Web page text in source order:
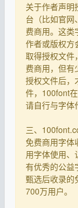
关于作者声明
台（比如官网
费商用。这类
作者或版权方
取得授权文件
费商用，但有
授权文件后，
件，100font
请自行与字体
三、
免费商用字体
用字体使用、
有优秀的公益
甄选后收录的
700万用户。